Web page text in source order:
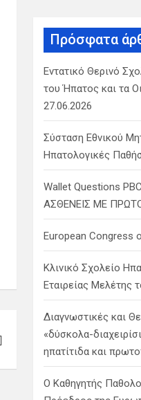
h
Πρόσφατα
Εντατικό Θερινό
του Ήπατος και τα
27.06.2026
Σύσταση Εθνικού
Ηπατολογικές
Wallet Questions
ΑΣΘΕΝΕΙΣ ΜΕ
European Congress
Κλινικό Σχολείο
Εταιρείας Μελέτης
Διαγνωστικές και
«δύσκολα-
ηπατίτιδα και
Ο Καθηγητής